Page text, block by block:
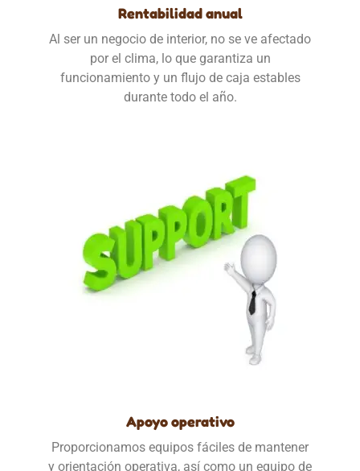
Rentabilidad anual
Al ser un negocio de interior, no se ve afectado
por el clima, lo que garantiza un
funcionamiento y un flujo de caja estables
durante todo el año.
Apoyo operativo
Proporcionamos equipos fáciles de mantener
y orientación operativa, así como un equipo de